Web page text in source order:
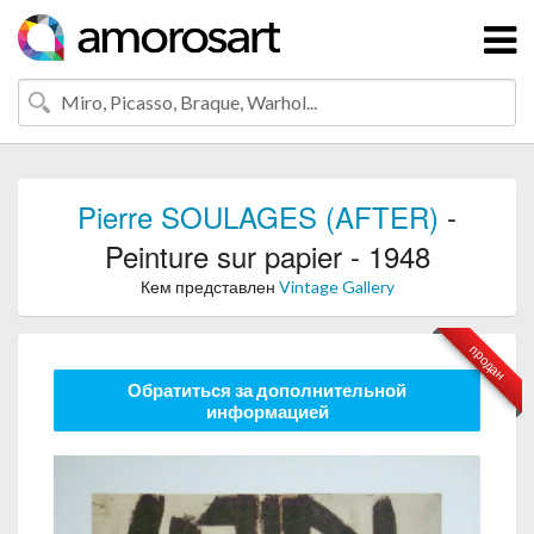
Pierre SOULAGES (AFTER) -
Peinture sur papier - 1948
Кем представлен Vintage Gallery
продан
Обратиться за дополнительной
информацией